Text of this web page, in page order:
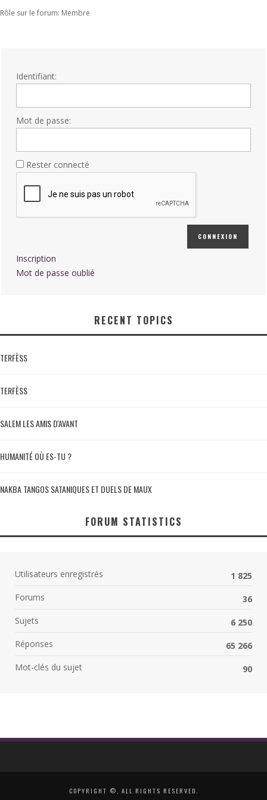
Rôle sur le forum: Membre
Identifiant:
Mot de passe:
Rester connecté
CONNEXION
Inscription
Mot de passe oublié
RECENT TOPICS
TERFÈSS
TERFÈSS
SALEM LES AMIS D'AVANT
HUMANITÉ OÙ ES-TU ?
NAKBA TANGOS SATANIQUES ET DUELS DE MAUX
FORUM STATISTICS
Utilisateurs enregistrés
1 825
Forums
36
Sujets
6 250
Réponses
65 266
Mot-clés du sujet
90
COPYRIGHT ©, ALL RIGHTS RESERVED.